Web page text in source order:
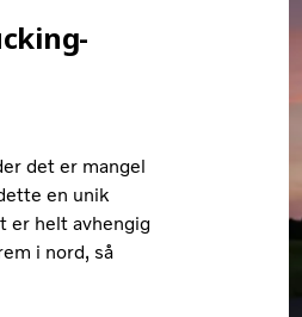
det er mangel
en unik
er helt avhengig
i nord, så